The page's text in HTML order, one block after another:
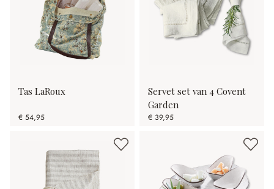
Tas LaRoux
€ 54,95
Servet set van 4 Covent
Garden
€ 39,95